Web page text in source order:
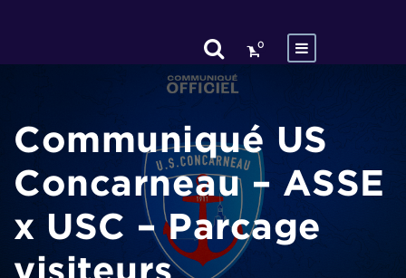
0
Communiqué US
Concarneau – ASSE
x USC – Parcage
visiteurs